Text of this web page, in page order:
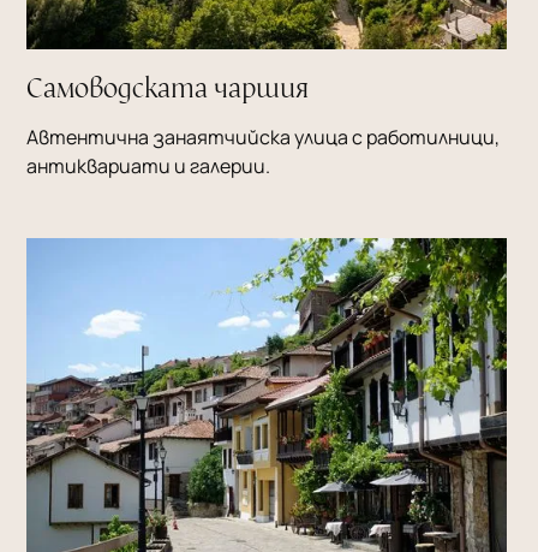
Самоводската чаршия
Автентична занаятчийска улица с работилници,
антиквариати и галерии.